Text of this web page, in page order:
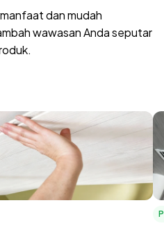
dan mudah
wawasan Anda seputar